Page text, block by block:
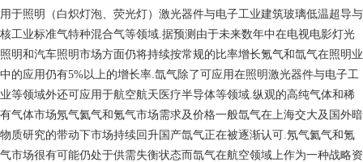
用于照明（白炽灯泡、荧光灯）激光器件与电子工业建筑玻璃低温超导与
核工业标准气特种混合气等领域.据预测由于未来数年中在电视电影灯光
照明和汽车照明市场方面仍将持续按常规的比率增长氪气和氙气在照明业
中的应用仍有5%以上的增长率.氙气除了可应用在照明激光器件与电子工
业等领域外还可应用于航空航天医疗半导体等领域.纵观的高纯气体和稀
有气体市场氖气氦气和氪气市场需求及价格一般氙气在上海交大及国外暗
物质研究的带动下市场持续回升国产氙气正在被逐渐认可.氖气氦气和氪
气市场很有可能仍处于供需失衡状态而氙气在航空领域上作为一种战略资